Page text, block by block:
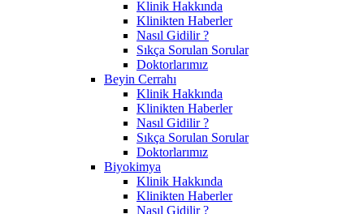
Klinik Hakkında
Klinikten Haberler
Nasıl Gidilir ?
Sıkça Sorulan Sorular
Doktorlarımız
Beyin Cerrahı
Klinik Hakkında
Klinikten Haberler
Nasıl Gidilir ?
Sıkça Sorulan Sorular
Doktorlarımız
Biyokimya
Klinik Hakkında
Klinikten Haberler
Nasıl Gidilir ?